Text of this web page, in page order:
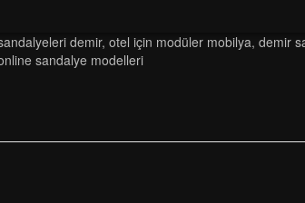
demir, otel için modüler mobilya, demir
sandalye modelleri